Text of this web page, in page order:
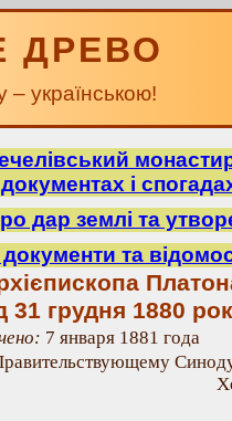
ДРЕВО
– українською!
і
дар землі та
документи та
31 грудня 1880
7 января 1881 года